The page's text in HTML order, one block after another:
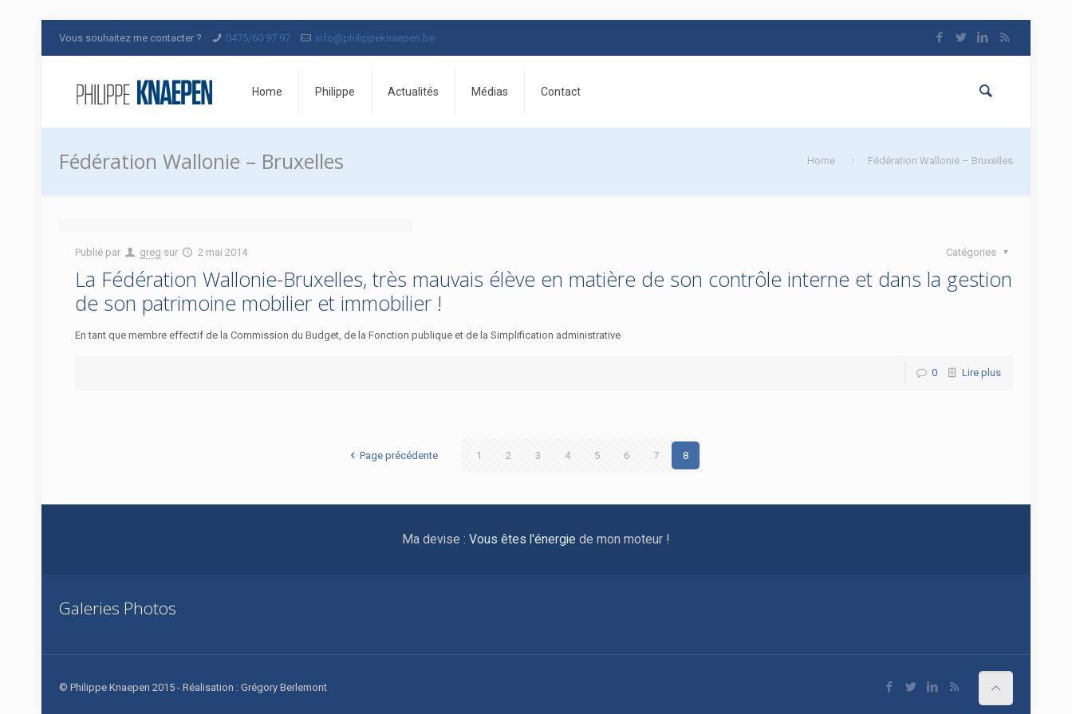
Vous souhaitez me contacter ? 0475/60 97 97 info@philippeknaepen.be
Home Philippe Actualités Médias Contact
Fédération Wallonie – Bruxelles Home Fédération Wallonie – Bruxelles
Publié par greg sur 2 mai 2014 Catégories
La Fédération Wallonie-Bruxelles, très mauvais élève en matière de son contrôle interne et dans la gestion
de son patrimoine mobilier et immobilier !
En tant que membre effectif de la Commission du Budget, de la Fonction publique et de la Simplification administrative
0 Lire plus
Page précédente 1 2 3 4 5 6 7 8
Ma devise :Vous êtes l'énergiede mon moteur !
Galeries Photos
© Philippe Knaepen 2015 - Réalisation : Grégory Berlemont